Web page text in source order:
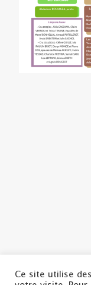
Ce site utilise